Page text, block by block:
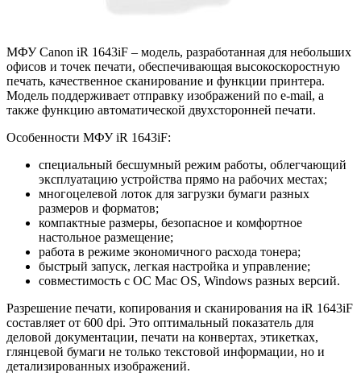
МФУ Canon iR 1643iF – модель, разработанная для небольших
офисов и точек печати, обеспечивающая высокоскоростную
печать, качественное сканирование и функции принтера.
Модель поддерживает отправку изображений по e-mail, а
также функцию автоматической двухсторонней печати.
Особенности МФУ iR 1643iF:
специальный бесшумный режим работы, облегчающий
эксплуатацию устройства прямо на рабочих местах;
многоцелевой лоток для загрузки бумаги разных
размеров и форматов;
компактные размеры, безопасное и комфортное
настольное размещение;
работа в режиме экономичного расхода тонера;
быстрый запуск, легкая настройка и управление;
совместимость с ОС Mac OS, Windows разных версий.
Разрешение печати, копирования и сканирования на iR 1643iF
составляет от 600 dpi. Это оптимальный показатель для
деловой документации, печати на конвертах, этикетках,
глянцевой бумаги не только текстовой информации, но и
детализированных изображений.